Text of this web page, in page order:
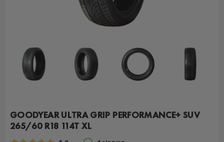
GOODYEAR ULTRA GRIP PERFORMANCE+ SUV
265/60 R18 114T XL